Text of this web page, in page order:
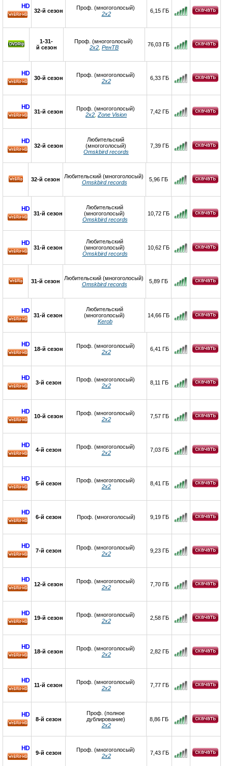
HD
32-й сезон
Проф. (многоголосый)
2х2
6,15 ГБ
1-31-
й сезон
Проф. (многоголосый)
2х2 РенТВ 76,03 ГБ
HD
30-й сезон
Проф. (многоголосый)
2х2
6,33 ГБ
HD
31-й сезон
Проф. (многоголосый)
2x2 Zone Vision 7,42 ГБ
HD
32-й сезон
Любительский
(многоголосый)
Omskbird records
7,39 ГБ
32-й сезон
Любительский (многоголосый)
Omskbird records
5,96 ГБ
HD
31-й сезон
Любительский
(многоголосый)
Omskbird records
10,72 ГБ
HD
31-й сезон
Любительский
(многоголосый)
Omskbird records
10,62 ГБ
31-й сезон
Любительский (многоголосый)
Omskbird records
5,89 ГБ
HD
31-й сезон
Любительский
(многоголосый)
Kerob
14,66 ГБ
HD
18-й сезон
Проф. (многоголосый)
2х2
6,41 ГБ
HD
3-й сезон
Проф. (многоголосый)
2x2
8,11 ГБ
HD
10-й сезон
Проф. (многоголосый)
2х2
7,57 ГБ
HD
4-й сезон
Проф. (многоголосый)
2x2
7,03 ГБ
HD
5-й сезон
Проф. (многоголосый)
2х2
8,41 ГБ
HD
6-й сезон Проф. (многоголосый) 9,19 ГБ
HD
7-й сезон
Проф. (многоголосый)
2х2
9,23 ГБ
HD
12-й сезон
Проф. (многоголосый)
2х2
7,70 ГБ
HD
19-й сезон
Проф. (многоголосый)
2х2
2,58 ГБ
HD
18-й сезон
Проф. (многоголосый)
2х2
2,82 ГБ
HD
11-й сезон
Проф. (многоголосый)
2х2
7,77 ГБ
HD
8-й сезон
Проф. (полное
дублирование)
2х2
8,86 ГБ
HD
9-й сезон
Проф. (многоголосый)
2х2
7,43 ГБ